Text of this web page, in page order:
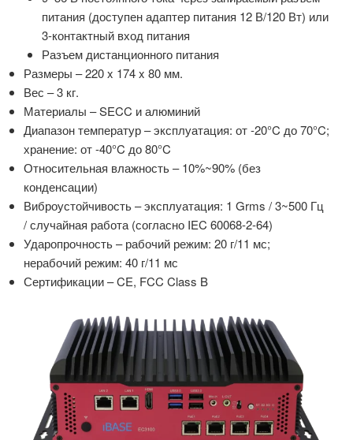
питания (доступен адаптер питания 12 В/120 Вт) или
3-контактный вход питания
Разъем дистанционного питания
Размеры – 220 x 174 x 80 мм.
Вес – 3 кг.
Материалы – SECC и алюминий
Диапазон температур – эксплуатация: от -20°C до 70°C;
хранение: от -40°C до 80°C
Относительная влажность – 10%~90% (без
конденсации)
Виброустойчивость – эксплуатация: 1 Grms / 3~500 Гц
/ случайная работа (согласно IEC 60068-2-64)
Ударопрочность – рабочий режим: 20 г/11 мс;
нерабочий режим: 40 г/11 мс
Сертификации – CE, FCC Class B